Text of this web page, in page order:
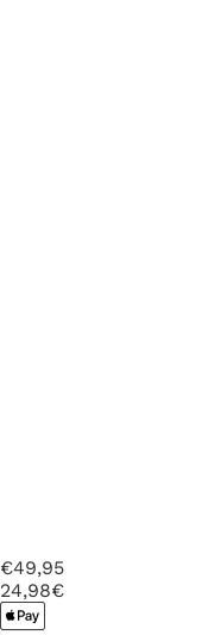
€49,95
24,98€